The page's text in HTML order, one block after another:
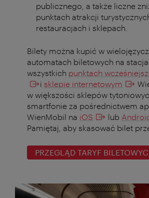
publicznego, a także liczne
punktach atrakcji
restauracjach i sklepach.
Bilety można kupić w
automatach biletowych na
wszystkich punktach
i sklepie internetowym
w większości sklepów
smartfonie za pośrednictwem
WienMobil na iOS lub
Pamiętaj, aby skasować bilet
PRZEGLĄD TARYF